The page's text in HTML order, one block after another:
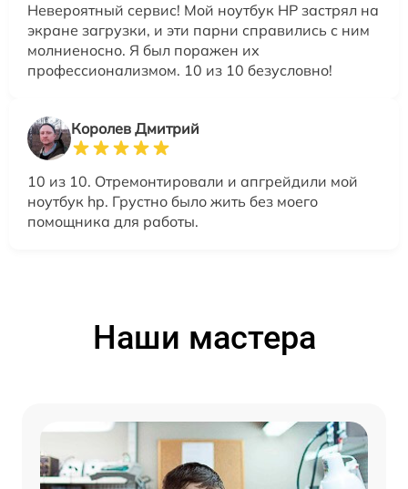
Невероятный сервис! Мой ноутбук HP застрял на
экране загрузки, и эти парни справились с ним
молниеносно. Я был поражен их
профессионализмом. 10 из 10 безусловно!
Королев Дмитрий
10 из 10. Отремонтировали и апгрейдили мой
ноутбук hp. Грустно было жить без моего
помощника для работы.
Наши мастера